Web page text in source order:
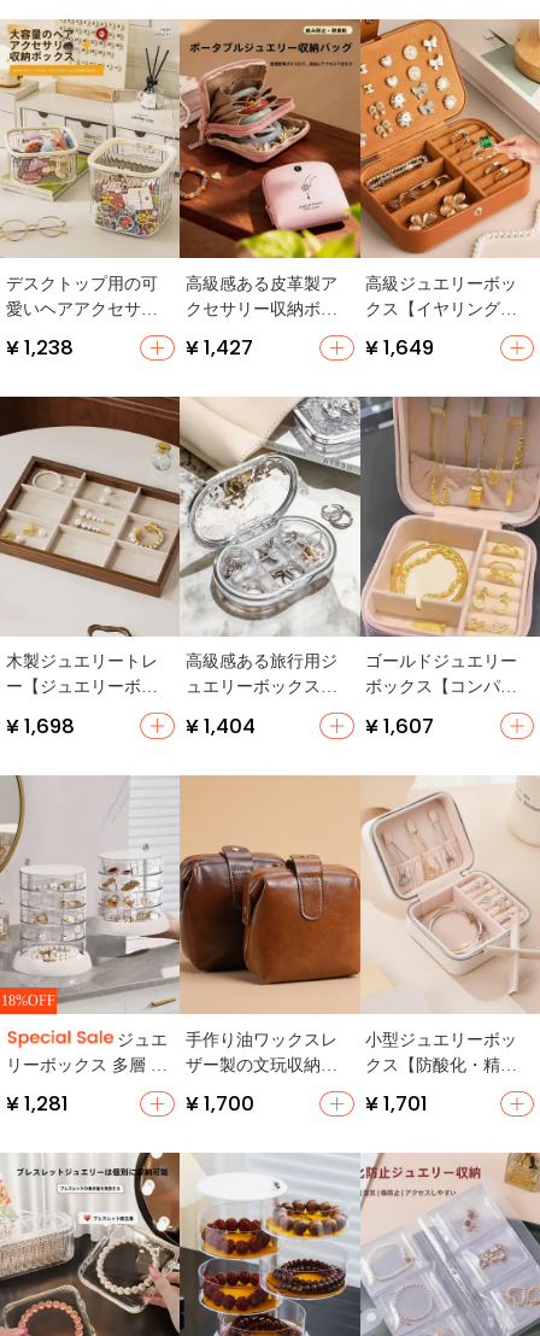
び便利】
応】
デスクトップ用の可
愛いヘアアクセサリ
ー収納ボックス【蓋
付き・子供用・ゴム
¥ 1,238
高級感ある皮革製ア
クセサリー収納ボッ
クス【イヤリング・
ブレスレット対応・
¥ 1,427
高級ジュエリーボッ
クス【イヤリング・
ピアス・リング・ネ
ックレス収納・ゴー
利】
¥ 1,649
木製ジュエリートレ
ー【ジュエリーボッ
クス・ディスプレイ
ラック】
¥ 1,698
高級感ある旅行用ジ
ュエリーボックス
【コンパクト・リン
グ・ピアス・ネック
¥ 1,404
ゴールドジュエリー
ボックス【コンパク
トデザイン・持ち運
び可能・高級感】
¥ 1,607
18%OFF
ジュエ
リーボックス 多層 格
納 回転 透明 アクリル
高級 精密 ジュエリー
¥ 1,281
手作り油ワックスレ
ザー製の文玩収納ポ
風・大容量・携帯
¥ 1,700
小型ジュエリーボッ
クス【防酸化・精緻
なデザイン・イヤリ
ング・リング収納
¥ 1,701